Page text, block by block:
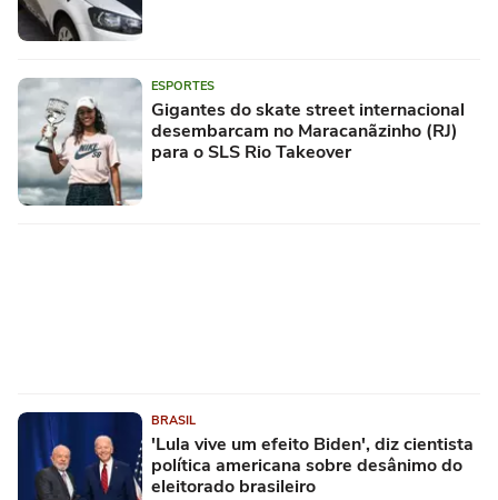
ESPORTES
Gigantes do skate street internacional
desembarcam no Maracanãzinho (RJ)
para o SLS Rio Takeover
BRASIL
'Lula vive um efeito Biden', diz cientista
política americana sobre desânimo do
eleitorado brasileiro